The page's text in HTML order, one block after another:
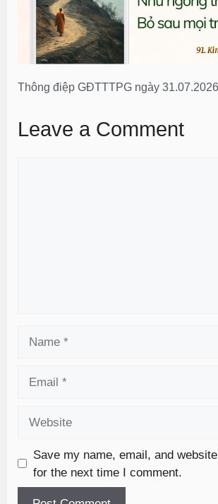
Thông điệp GĐTTTPG ngày 31.07.2026
Leave a Comment
Save my name, email, and
for the next time I comment.